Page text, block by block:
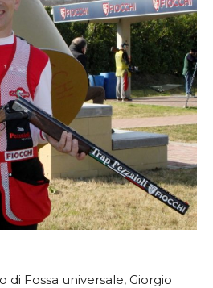
di Fossa universale, Giorgio